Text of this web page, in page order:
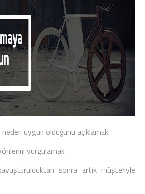
uygun olduğunu açıklamak.
vurgulamak.
sonra artık müşteriyle